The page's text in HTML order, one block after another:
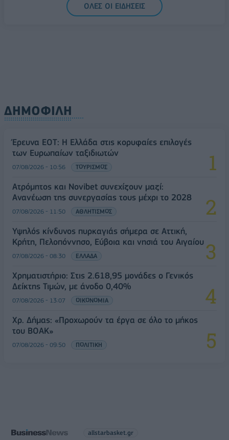
ΟΛΕΣ ΟΙ ΕΙΔΗΣΕΙΣ
ΔΗΜΟΦΙΛΗ
Έρευνα ΕΟΤ: Η Ελλάδα στις κορυφαίες επιλογές
των Ευρωπαίων ταξιδιωτών
07/08/2026 - 10:56 ΤΟΥΡΙΣΜΟΣ
Ατρόμητος και Novibet συνεχίζουν μαζί:
Ανανέωση της συνεργασίας τους μέχρι το 2028
07/08/2026 - 11:50 ΑΘΛΗΤΙΣΜΟΣ
Υψηλός κίνδυνος πυρκαγιάς σήμερα σε Αττική,
Κρήτη, Πελοπόννησο, Εύβοια και νησιά του Αιγαίου
07/08/2026 - 08:30 ΕΛΛΑΔΑ
Χρηματιστήριο: Στις 2.618,95 μονάδες ο Γενικός
Δείκτης Τιμών, με άνοδο 0,40%
07/08/2026 - 13:07 ΟΙΚΟΝΟΜΙΑ
Χρ. Δήμας: «Προχωρούν τα έργα σε όλο το μήκος
του ΒΟΑΚ»
07/08/2026 - 09:50 ΠΟΛΙΤΙΚΗ
allstarbasket.gr